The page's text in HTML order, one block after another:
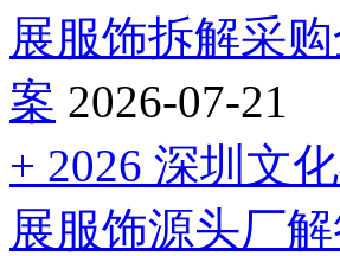
展服饰拆解采
案 2026-07-21
+ 2026 深圳文
展服饰源头厂